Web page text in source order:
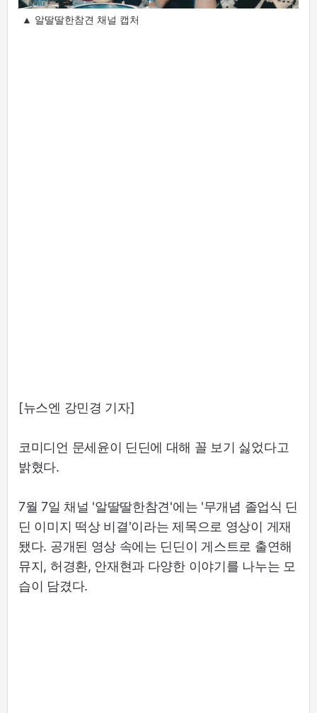
▲ 알딸딸한참견 채널 캡처
[뉴스엔 강민경 기자]
코미디언 문세윤이 딘딘에 대해 꼴 보기 싫었다고
밝혔다.
7월 7일 채널 '알딸딸한참견'에는 '무개념 졸업식 딘
딘 이미지 떡상 비결'이라는 제목으로 영상이 게재
됐다. 공개된 영상 속에는 딘딘이 게스트로 출연해
뮤지, 허경환, 안재현과 다양한 이야기를 나누는 모
습이 담겼다.